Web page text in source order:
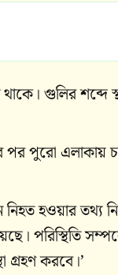
গুলির শব্দে
পুরো এলাকায়
নিহত হওয়ার তথ্য
পরিস্থিতি
গ্রহণ করবে।’